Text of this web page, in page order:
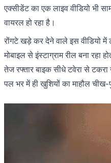
एक्सीडेंट का एक लाइव वीडियो भी
वायरल हो रहा है।
रोंगटे खड़े कर देने वाले इस वीडियो
मोबाइल से इंस्टाग्राम रील बना
तेज रफ्तार बाइक सीधे टवेरा से
पल भर में ही खुशियों का माहौल